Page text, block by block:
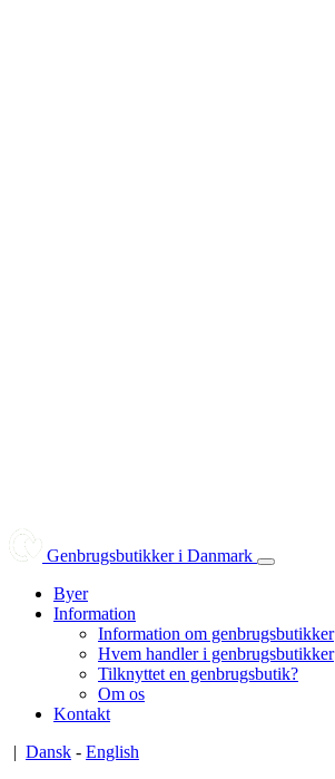
Genbrugsbutikker i Danmark
Byer
Information
Information om genbrugsbutikker
Hvem handler i genbrugsbutikker
Tilknyttet en genbrugsbutik?
Om os
Kontakt
| Dansk - English